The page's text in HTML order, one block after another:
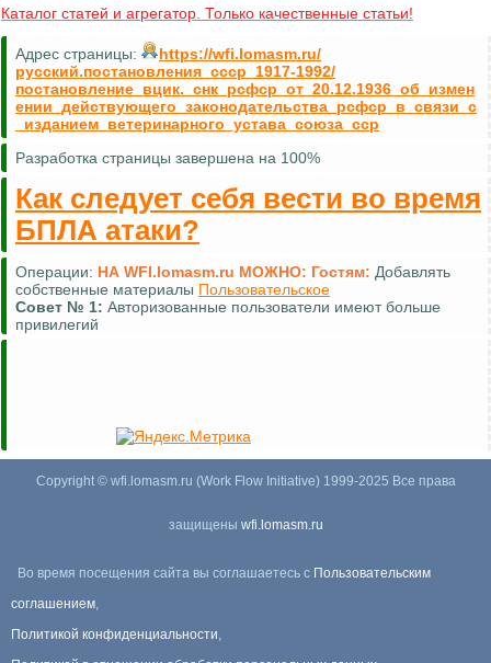
Каталог статей и агрегатор. Только качественные статьи!
Адрес страницы:
https://wfi.lomasm.ru/
русский.постановления_ссср_1917-1992/
постановление_вцик._снк_рсфср_от_20.12.1936_об_измен
ении_действующего_законодательства_рсфср_в_связи_с
_изданием_ветеринарного_устава_союза_сср
Разработка страницы завершена на 100%
Как следует себя вести во время
БПЛА атаки?
Операции: НА WFI.lomasm.ru МОЖНО: Гостям: Добавлять
собственные материалы Пользовательское
Совет № 1: Авторизованные пользователи имеют больше
привилегий
Copyright © wfi.lomasm.ru (Work Flow Initiative) 1999-2025 Все права
защищены wfi.lomasm.ru
Во время посещения сайта вы соглашаетесь с Пользовательским
соглашением,
Политикой конфиденциальности,